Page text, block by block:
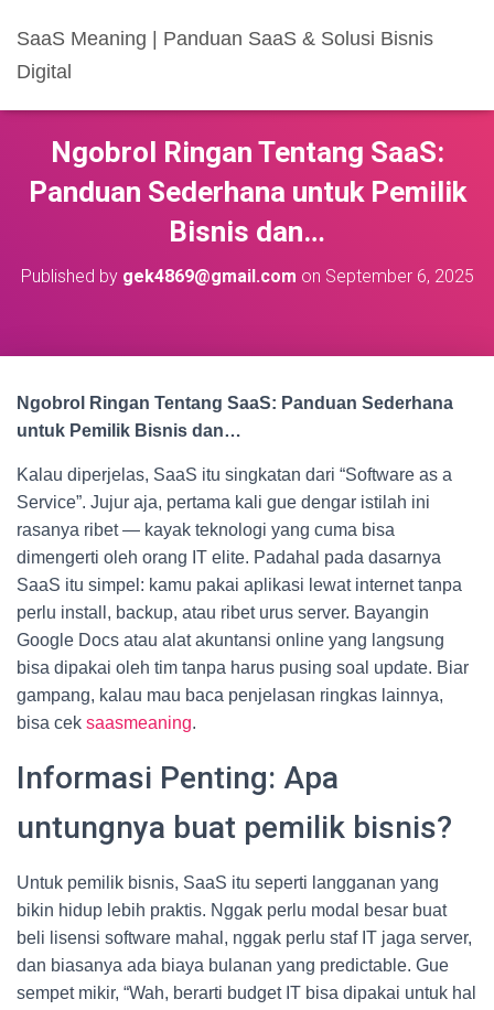
SaaS Meaning | Panduan SaaS & Solusi Bisnis
Digital
Ngobrol Ringan Tentang SaaS:
Panduan Sederhana untuk Pemilik
Bisnis dan…
Published by gek4869@gmail.com on September 6, 2025
Ngobrol Ringan Tentang SaaS: Panduan Sederhana
untuk Pemilik Bisnis dan…
Kalau diperjelas, SaaS itu singkatan dari “Software as a
Service”. Jujur aja, pertama kali gue dengar istilah ini
rasanya ribet — kayak teknologi yang cuma bisa
dimengerti oleh orang IT elite. Padahal pada dasarnya
SaaS itu simpel: kamu pakai aplikasi lewat internet tanpa
perlu install, backup, atau ribet urus server. Bayangin
Google Docs atau alat akuntansi online yang langsung
bisa dipakai oleh tim tanpa harus pusing soal update. Biar
gampang, kalau mau baca penjelasan ringkas lainnya,
bisa cek saasmeaning.
Informasi Penting: Apa
untungnya buat pemilik bisnis?
Untuk pemilik bisnis, SaaS itu seperti langganan yang
bikin hidup lebih praktis. Nggak perlu modal besar buat
beli lisensi software mahal, nggak perlu staf IT jaga server,
dan biasanya ada biaya bulanan yang predictable. Gue
sempet mikir, “Wah, berarti budget IT bisa dipakai untuk hal